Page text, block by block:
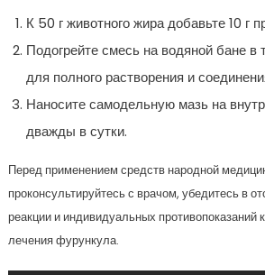
К 50 г животного жира добавьте 10 г
Подогрейте смесь на водяной бане
для полного растворения и
Наносите самодельную мазь на
дважды в сутки.
Перед применением средств народной
проконсультируйтесь с врачом, убедитесь в
реакции и индивидуальных противопоказаний
лечения фурункула.